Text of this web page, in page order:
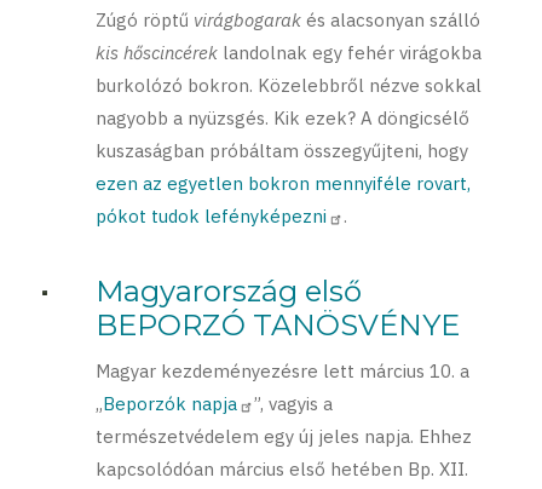
Zúgó röptű virágbogarak és alacsonyan szálló
kis hőscincérek landolnak egy fehér virágokba
burkolózó bokron. Közelebbről nézve sokkal
nagyobb a nyüzsgés. Kik ezek? A döngicsélő
kuszaságban próbáltam összegyűjteni, hogy
ezen az egyetlen bokron mennyiféle rovart,
pókot tudok lefényképezni
.
Magyarország első
BEPORZÓ TANÖSVÉNYE
Magyar kezdeményezésre lett március 10. a
„Beporzók napja
”, vagyis a
természetvédelem egy új jeles napja. Ehhez
kapcsolódóan március első hetében Bp. XII.